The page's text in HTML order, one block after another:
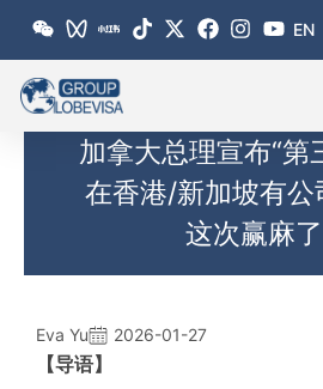
EN
加拿大总理宣布“第
在香港/新加坡有公
这次赢麻了
Eva Yu 2026-01-27
【导语】